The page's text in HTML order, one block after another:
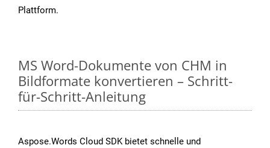
Plattform.
MS Word-Dokumente von CHM in
Bildformate konvertieren – Schritt-
für-Schritt-Anleitung
Aspose.Words Cloud SDK bietet schnelle und